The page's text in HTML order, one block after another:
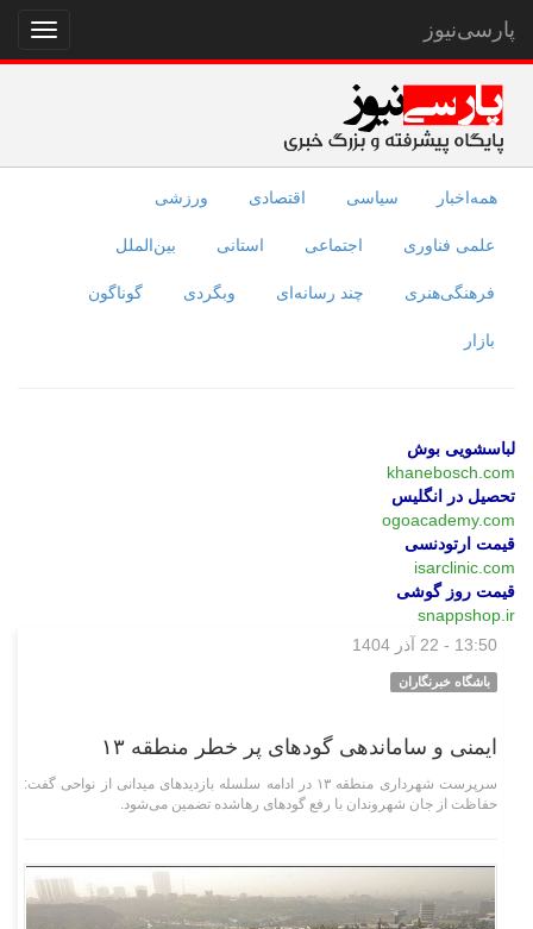
نمایش
منو
پارسی‌نیوز
همه‌اخبار سیاسی اقتصادی ورزشی
علمی فناوری اجتماعی استانی بین‌الملل
فرهنگی‌هنری چند رسانه‌ای وبگردی گوناگون
بازار
لباسشویی بوش
khanebosch.com
تحصیل در انگلیس
ogoacademy.com
قیمت ارتودنسی
isarclinic.com
قیمت روز گوشی
snappshop.ir
13:50 - 22 آذر 1404
باشگاه خبرنگاران
ایمنی و ساماندهی گود‌های پر خطر منطقه ۱۳
سرپرست شهرداری منطقه ۱۳ در ادامه سلسله بازدید‌های میدانی از نواحی گفت:
حفاظت از جان شهروندان با رفع گود‌های رهاشده تضمین می‌شود.